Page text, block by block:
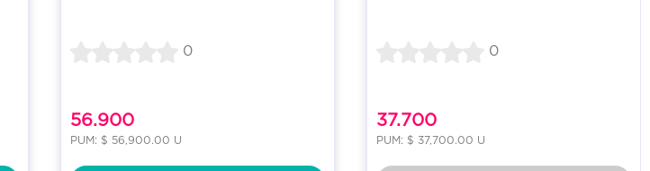
0
56.900
PUM: $ 56,900.00 U
0
37.700
PUM: $ 37,700.00 U